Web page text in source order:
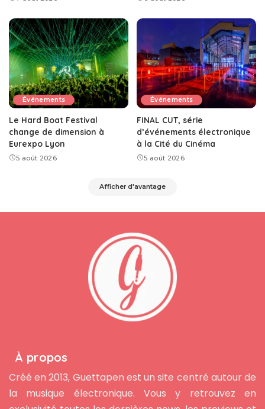
Événements
Le Hard Boat Festival
change de dimension à
Eurexpo Lyon
5 août 2026
Événements
FINAL CUT, série
d’événements électronique
à la Cité du Cinéma
5 août 2026
Afficher d'avantage
À propos
Créé en 2013, Guettapen est un site centré autour de
la musique électronique. Vous y retrouvez en